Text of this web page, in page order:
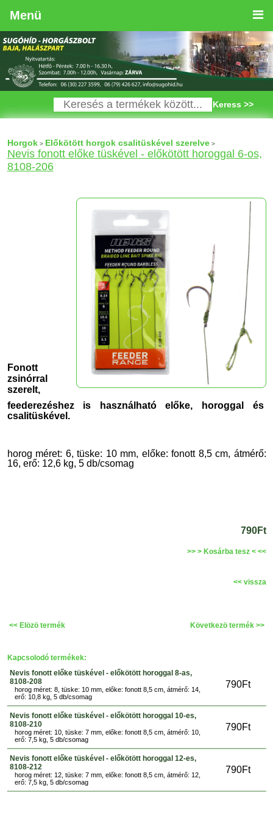
Menü
Keress >>
Horgok> Előkötött horgok csalitüskével szerelve>
Nevis fonott előke tüskével - előkötött horoggal 6-os,
8108-206
Fonott
zsinórral
szerelt,
feederezéshez is használható előke,
horoggal és
csalitüskével.
horog méret: 6, tüske: 10 mm, előke: fonott 8,5 cm, átmérő:
16, erő: 12,6 kg, 5 db/csomag
790Ft
>> > Kosárba tesz < <<
<< vissza
<< Elözö termék Következö termék >>
Kapcsolodó termékek:
Nevis fonott előke tüskével - előkötött horoggal 8-as,
8108-208
790Ft
horog méret: 8, tüske: 10 mm, előke: fonott 8,5 cm, átmérő: 14,
erő: 10,8 kg, 5 db/csomag
Nevis fonott előke tüskével - előkötött horoggal 10-es,
8108-210
790Ft
horog méret: 10, tüske: 7 mm, előke: fonott 8,5 cm, átmérő: 10,
erő: 7,5 kg, 5 db/csomag
Nevis fonott előke tüskével - előkötött horoggal 12-es,
8108-212
790Ft
horog méret: 12, tüske: 7 mm, előke: fonott 8,5 cm, átmérő: 12,
erő: 7,5 kg, 5 db/csomag